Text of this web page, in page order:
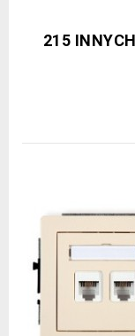
215